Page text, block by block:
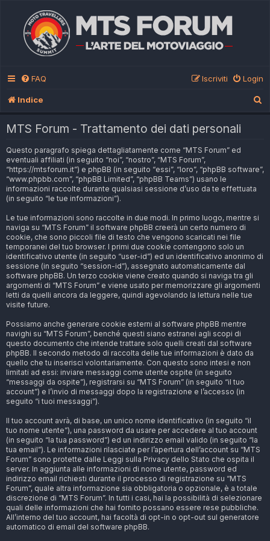
FAQ Login
Iscriviti
Indice
a
MTS Forum - Trattamento dei dati personali
Questo paragrafo spiega dettagliatamente come “MTS Forum” ed
eventuali affiliati (in seguito “noi”, “nostro”, “MTS Forum”,
“https://mtsforum.it”) e phpBB (in seguito “essi”, “loro”, “phpBB software”,
“www.phpbb.com”, “phpBB Limited”, “phpBB Teams”) usano le
informazioni raccolte durante qualsiasi sessione d’uso da te effettuata
(in seguito “le tue informazioni”).
Le tue informazioni sono raccolte in due modi. In primo luogo, mentre si
naviga su “MTS Forum” il software phpBB creerà un certo numero di
cookie, che sono piccoli file di testo che vengono scaricati nei file
temporanei del tuo browser. I primi due cookie contengono solo un
identificativo utente (in seguito “user-id”) ed un identificativo anonimo di
sessione (in seguito “session-id”), assegnato automaticamente dal
software phpBB. Un terzo cookie viene creato quando si naviga tra gli
argomenti di “MTS Forum” e viene usato per memorizzare gli argomenti
letti da quelli ancora da leggere, quindi agevolando la lettura nelle tue
visite future.
Possiamo anche generare cookie esterni al software phpBB mentre
navighi su “MTS Forum”, benché questi siano estranei agli scopi di
questo documento che intende trattare solo quelli creati dal software
phpBB. Il secondo metodo di raccolta delle tue informazioni è dato da
quello che tu inserisci volontariamente. Con questo sono intesi e non
limitati ad essi: inviare messaggi come utente ospite (in seguito
“messaggi da ospite”), registrarsi su “MTS Forum” (in seguito “il tuo
account”) e l’invio di messaggi dopo la registrazione e l’accesso (in
seguito “i tuoi messaggi”).
Il tuo account avrà, di base, un unico nome identificativo (in seguito “il
tuo nome utente”), una password da usare per accedere al tuo account
(in seguito “la tua password”) ed un indirizzo email valido (in seguito “la
tua email”). Le informazioni rilasciate per l’apertura dell’account su “MTS
Forum” sono protette dalle Leggi sulla Privacy dello Stato che ospita il
server. In aggiunta alle informazioni di nome utente, password ed
indirizzo email richiesti durante il processo di registrazione su “MTS
Forum”, quale altra informazione sia obbligatoria o opzionale, è a totale
discrezione di “MTS Forum”. In tutti i casi, hai la possibilità di selezionare
quali delle informazioni che hai fornito possano essere rese pubbliche.
All’interno del tuo account, hai facoltà di opt-in o opt-out sul generatore
automatico di email del software phpBB.